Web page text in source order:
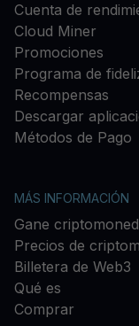
Cuenta de
Cloud Miner
Promociones
Programa de
Recompensas
Descargar
Métodos de Pago
MÁS INFORMACIÓN
Gane
Precios de
Billetera de Web3
Qué es
Comprar